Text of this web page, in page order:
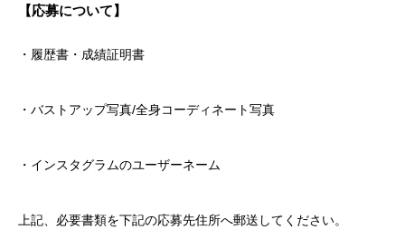
【応募について】
・履歴書・成績証明書
・バストアップ写真/全身コーディネート写真
・インスタグラムのユーザーネーム
上記、必要書類を下記の応募先住所へ郵送してください。